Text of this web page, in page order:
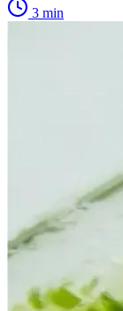
3 min